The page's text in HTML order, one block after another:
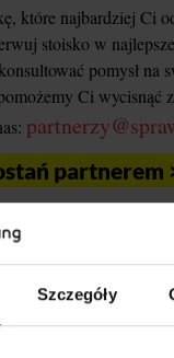
Szczegóły
które najbardziej Ci
stoisko w
pomysł na
Ci wycisnąć
partnerem
bonusyi